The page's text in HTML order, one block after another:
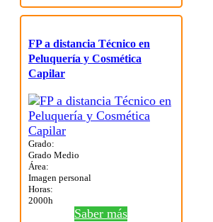
FP a distancia Técnico en
Peluquería y Cosmética
Capilar
Grado:
Grado Medio
Área:
Imagen personal
Horas:
2000h
Saber más